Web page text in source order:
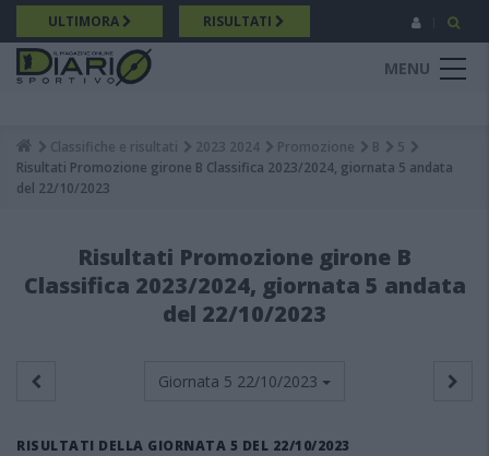
Salta
al
contenuto
principale
ULTIMORA RISULTATI
MENU
Breadcrumb
Classifiche e risultati 2023 2024 Promozione B
5
Risultati Promozione girone B Classifica 2023/2024, giornata 5 andata
del 22/10/2023
Risultati Promozione girone B
Classifica 2023/2024, giornata 5 andata
del 22/10/2023
Giornata 5 22/10/2023
RISULTATI DELLA GIORNATA 5 DEL 22/10/2023